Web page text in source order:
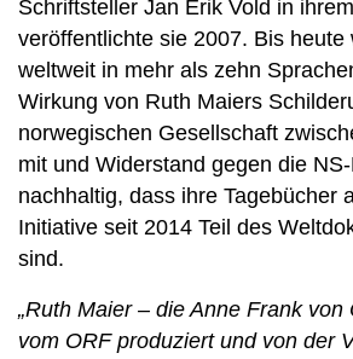
Schriftsteller Jan Erik Vold in
veröffentlichte sie 2007. Bis heute
weltweit in mehr als zehn
Wirkung von Ruth Maiers
norwegischen Gesellschaft
mit und Widerstand gegen die
nachhaltig, dass ihre Tagebücher
Initiative seit 2014 Teil des
sind.
„Ruth Maier – die Anne Frank von
vom ORF produziert und von der